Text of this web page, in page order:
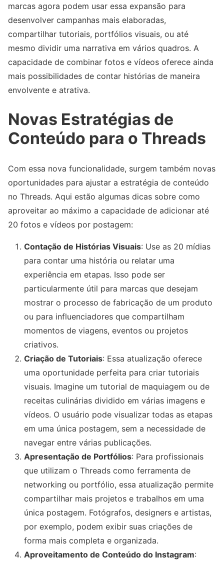
marcas agora podem usar essa expansão para
desenvolver campanhas mais elaboradas,
compartilhar tutoriais, portfólios visuais, ou até
mesmo dividir uma narrativa em vários quadros. A
capacidade de combinar fotos e vídeos oferece ainda
mais possibilidades de contar histórias de maneira
envolvente e atrativa.
Novas Estratégias de
Conteúdo para o Threads
Com essa nova funcionalidade, surgem também novas
oportunidades para ajustar a estratégia de conteúdo
no Threads. Aqui estão algumas dicas sobre como
aproveitar ao máximo a capacidade de adicionar até
20 fotos e vídeos por postagem:
Contação de Histórias Visuais: Use as 20 mídias
para contar uma história ou relatar uma
experiência em etapas. Isso pode ser
particularmente útil para marcas que desejam
mostrar o processo de fabricação de um produto
ou para influenciadores que compartilham
momentos de viagens, eventos ou projetos
criativos.
Criação de Tutoriais: Essa atualização oferece
uma oportunidade perfeita para criar tutoriais
visuais. Imagine um tutorial de maquiagem ou de
receitas culinárias dividido em várias imagens e
vídeos. O usuário pode visualizar todas as etapas
em uma única postagem, sem a necessidade de
navegar entre várias publicações.
Apresentação de Portfólios: Para profissionais
que utilizam o Threads como ferramenta de
networking ou portfólio, essa atualização permite
compartilhar mais projetos e trabalhos em uma
única postagem. Fotógrafos, designers e artistas,
por exemplo, podem exibir suas criações de
forma mais completa e organizada.
Aproveitamento de Conteúdo do Instagram: